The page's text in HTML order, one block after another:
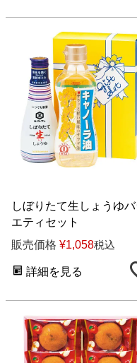
しぼりたて生しょうゆバ
エティセット
販売価格 ¥1,058税込
詳細を見る